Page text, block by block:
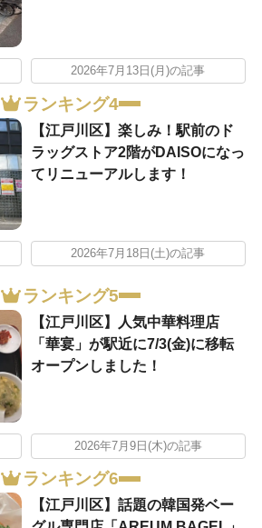
2026年7月13日(月)の記事
ランキング4
【江戸川区】楽しみ！駅前のド
ラッグストア2階がDAISOになっ
てリニューアルします！
2026年7月18日(土)の記事
ランキング5
【江戸川区】人気中華料理店
「華宴」が駅近に7/3(金)に移転
オープンしました！
2026年7月9日(木)の記事
ランキング6
【江戸川区】話題の韓国発ベー